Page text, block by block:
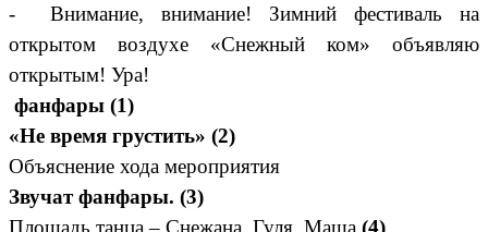
- Внимание, внимание! Зимний фестиваль на
открытом воздухе «Снежный ком» объявляю
открытым! Ура!
фанфары (1)
«Не время грустить» (2)
Объяснение хода мероприятия
Звучат фанфары. (3)
Площадь танца – Снежана, Гуля, Маша (4)